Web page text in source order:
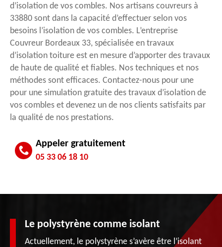
d’isolation de vos combles. Nos artisans couvreurs à
33880 sont dans la capacité d’effectuer selon vos
besoins l’isolation de vos combles. L’entreprise
Couvreur Bordeaux 33, spécialisée en travaux
d’isolation toiture est en mesure d’apporter des travaux
de haute de qualité et fiables. Nos techniques et nos
méthodes sont efficaces. Contactez-nous pour une
pour une simulation gratuite des travaux d’isolation de
vos combles et devenez un de nos clients satisfaits par
la qualité de nos prestations.
Appeler gratuitement
05 33 06 18 10
Le polystyrène comme isolant
Actuellement, le polystyrène s’avère être l’isolant